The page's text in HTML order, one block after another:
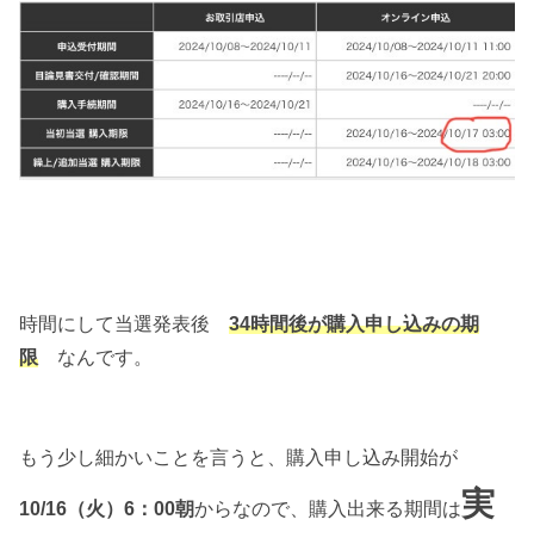
時間にして当選発表後 34時間後が購入申し込みの期
限 なんです。
もう少し細かいことを言うと、購入申し込み開始が
10/16（火）6：00朝からなので、購入出来る期間は実